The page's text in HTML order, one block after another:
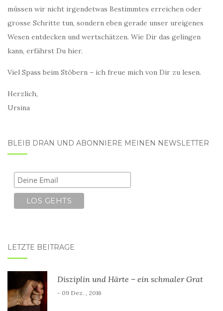
müssen wir nicht irgendetwas Bestimmtes erreichen oder
grosse Schritte tun, sondern eben gerade unser ureigenes
Wesen entdecken und wertschätzen. Wie Dir das gelingen
kann, erfährst Du hier.
Viel Spass beim Stöbern – ich freue mich von Dir zu lesen.
Herzlich,
Ursina
BLEIB DRAN UND ABONNIERE MEINEN NEWSLETTER
LETZTE BEITRÄGE
Disziplin und Härte – ein schmaler Grat
- 09 Dez. , 2016